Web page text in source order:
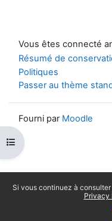
Si vous continuez à
Privacy
Ouvrir l’index du cours
Vous êtes connecté
Résumé de
Politiques
Passer au thème
Fourni par Moodle